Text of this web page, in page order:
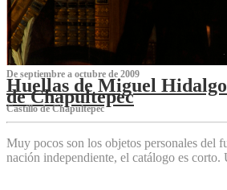
De septiembre a octubre de 2009
Huellas de Miguel
de Chapultepec
Castillo de Chapultepec
Muy pocos son los objetos personales del
nación independiente, el catálogo es